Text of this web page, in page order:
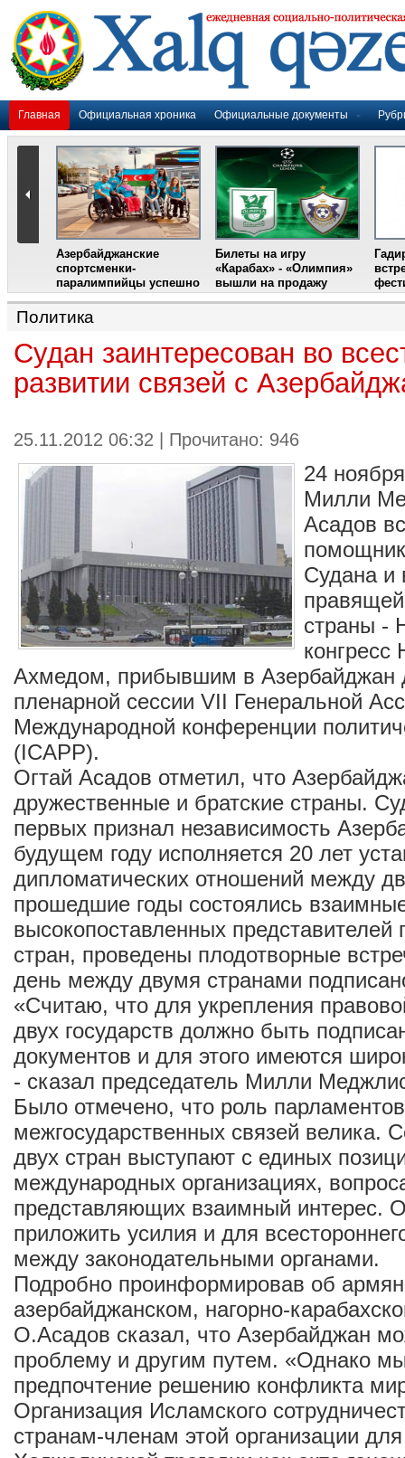
Главная Официальная хроника Официальные документы
Азербайджанские
спортсменки-
паралимпийцы успешно
выступили на III
Международном
фестивале парашютного
Билеты на игру
«Карабах» - «Олимпия»
вышли на продажу
Политика
Судан заинтересован во
развитии связей с
25.11.2012 06:32 | Прочитано: 946
24
Милли
Асадов
Судана и
правящей
страны -
Ахмедом, прибывшим в Азербайджан
пленарной сессии VII Генеральной
Международной конференции
(ICAPP).
Огтай Асадов отметил, что
дружественные и братские страны.
первых признал независимость
будущем году исполняется 20 лет
дипломатических отношений между
прошедшие годы состоялись
высокопоставленных представителей
стран, проведены плодотворные
день между двумя странами
«Считаю, что для укрепления
двух государств должно быть
документов и для этого имеются
- сказал председатель Милли
Было отмечено, что роль
межгосударственных связей велика.
двух стран выступают с единых
международных организациях,
представляющих взаимный интерес.
приложить усилия и для
между законодательными органами.
Подробно проинформировав об
азербайджанском, нагорно-
О.Асадов сказал, что Азербайджан
проблему и другим путем. «Однако
предпочтение решению конфликта
Организация Исламского
странам-членам этой организации